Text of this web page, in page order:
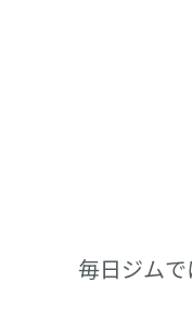
毎日ジムで